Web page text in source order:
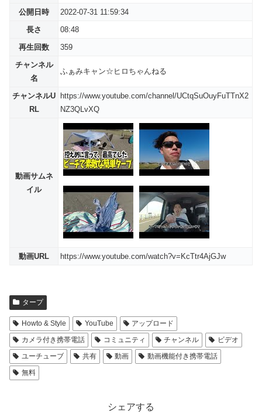
公開日時
2022-07-31 11:59:34
長さ
08:48
再生回数
359
チャンネル
名
ふぁみキャン☆ヒロちゃんねる
チャンネルU
RL
https://www.youtube.com/channel/UCtqSuOuyFuTTnX2
NZ3QLvXQ
動画サムネ
イル
動画URL https://www.youtube.com/watch?v=KcTtr4AjGJw
タープ
Howto & Style YouTube
アップロード
カメラ付き携帯電話
コミュニティ チャンネル
ビデオ
ユーチューブ
共有 動画
動画機能付き携帯電話
無料
シェアする